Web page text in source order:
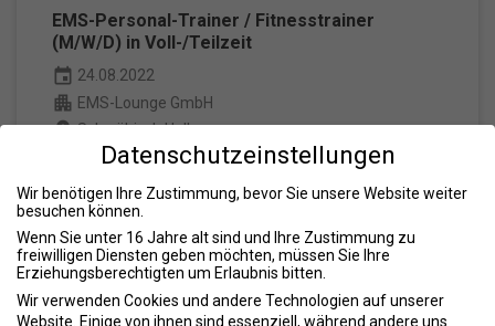
EMS-Personal-Trainer / Fitnesstrainer
(M/W/D) in Voll-/Teilzeit
event 24.08.2022
apartment EMS-Lounge GmbH
placeSchwäbisch Hall
EMS-Personal-Trainer / Fitnesstrainer
24.08.2022
Datenschutzeinstellungen
Wir benötigen Ihre Zustimmung, bevor Sie unsere Website weiter
besuchen können.
Wenn Sie unter 16 Jahre alt sind und Ihre Zustimmung zu
freiwilligen Diensten geben möchten, müssen Sie Ihre
Erziehungsberechtigten um Erlaubnis bitten.
Wir verwenden Cookies und andere Technologien auf unserer
Website. Einige von ihnen sind essenziell, während andere uns